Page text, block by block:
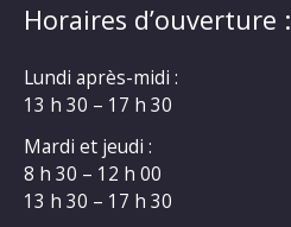
Horaires d’ouverture :
Lundi après-midi :
13 h 30 – 17 h 30
Mardi et jeudi :
8 h 30 – 12 h 00
13 h 30 – 17 h 30